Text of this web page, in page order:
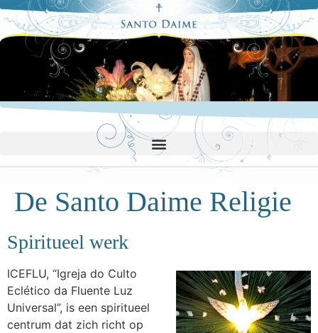
De Santo Daime Religie
Spiritueel werk
ICEFLU, “Igreja do Culto
Eclético da Fluente Luz
Universal”, is een spiritueel
centrum dat zich richt op